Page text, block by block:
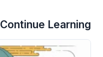
Continue Learning